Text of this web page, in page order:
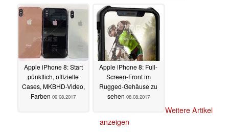
1080p@240fps, etc.)
11.08.2017
Apple iPhone 8: Start
pünktlich, offizielle
Cases, MKBHD-Video,
Farben 09.08.2017
Apple iPhone 8: Full-
Screen-Front im
Rugged-Gehäuse zu
sehen 08.08.2017
Weitere Artikel
anzeigen